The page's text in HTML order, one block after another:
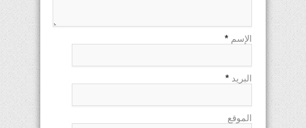
الإسم *
البريد *
الموقع